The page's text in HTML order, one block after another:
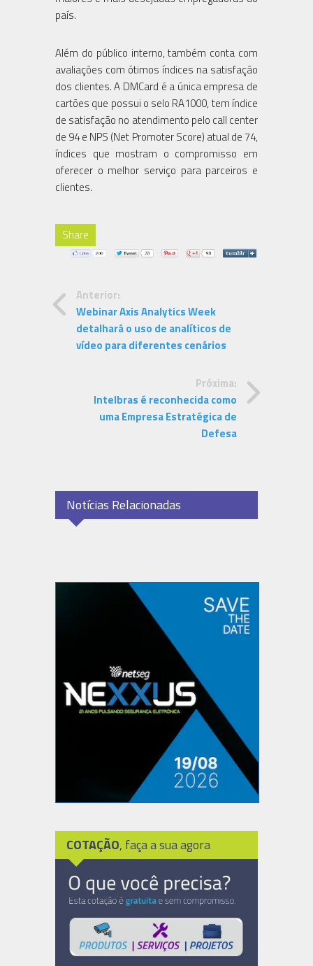
país.
Além do público interno, também conta com
avaliações com ótimos índices na satisfação
dos clientes. A DMCard é a única empresa de
cartões que possui o selo RA1000, tem índice
de satisfação no atendimento pelo call center
de 94 e NPS (Net Promoter Score) atual de 74,
índices que mostram o compromisso em
oferecer o melhor serviço para parceiros e
clientes.
Share
Anterior:
Webinar Axis Analytics Week
detalhará o uso de analíticos de
vídeo para diferentes cenários
Próxima:
Intelbras é reconhecida como
uma Empresa Estratégica de
Defesa
Notícias Relacionadas
COTAÇÃO, faça a sua agora